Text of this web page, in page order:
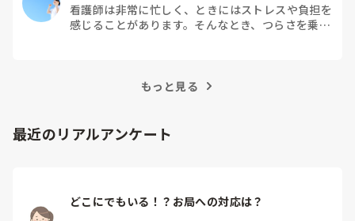
看護師は非常に忙しく、ときにはストレスや負担を
感じることがあります。そんなとき、つらさを乗り
もっと見る
最近のリアルアンケート
どこにでもいる！？お局への対応は？